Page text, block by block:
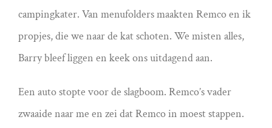
campingkater. Van menufolders maakten Remco en ik
propjes, die we naar de kat schoten. We misten alles,
Barry bleef liggen en keek ons uitdagend aan.
Een auto stopte voor de slagboom. Remco’s vader
zwaaide naar me en zei dat Remco in moest stappen.